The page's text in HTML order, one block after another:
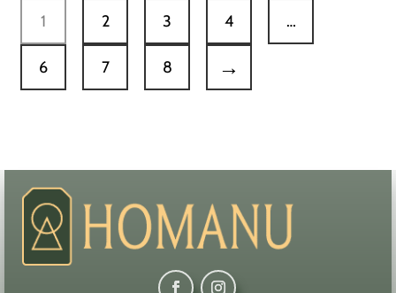
1 2 3 4 …
6 7 8 →